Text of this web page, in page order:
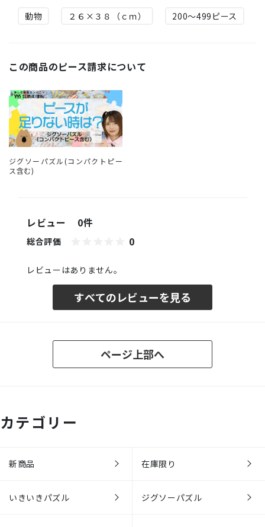
動物 ２６×３８（ｃｍ） 200～499ピース
この商品のピース請求について
ジグソーパズル(コンパクトピー
ス含む)
レビュー 0件
総合評価 0
レビューはありません。
すべてのレビューを見る
ページ上部へ
カテゴリー
新商品 在庫限り
いきいきパズル ジグソーパズル